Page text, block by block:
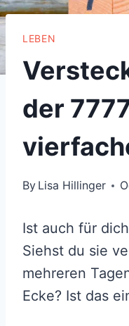
LEBEN
der
By Lisa Hillinger
Ist auch für
Siehst du sie
mehreren
Ecke? Ist das